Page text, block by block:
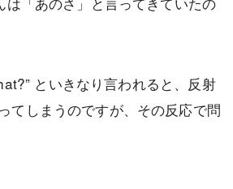
といきなり言われると、反射
てしまうのですが、その反応で問